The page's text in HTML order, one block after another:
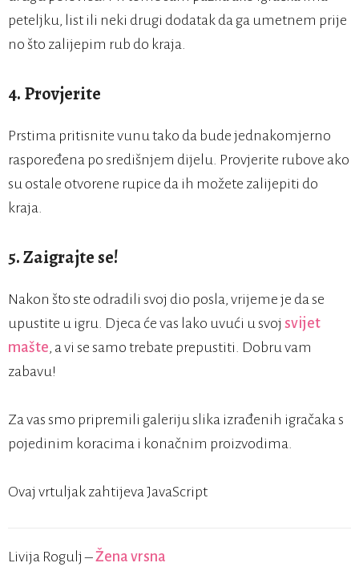
peteljku, list ili neki drugi dodatak da ga umetnem prije
no što zalijepim rub do kraja.
4. Provjerite
Prstima pritisnite vunu tako da bude jednakomjerno
raspoređena po središnjem dijelu. Provjerite rubove ako
su ostale otvorene rupice da ih možete zalijepiti do
kraja.
5. Zaigrajte se!
Nakon što ste odradili svoj dio posla, vrijeme je da se
upustite u igru. Djeca će vas lako uvući u svoj svijet
mašte , a vi se samo trebate prepustiti. Dobru vam
zabavu!
Za vas smo pripremili galeriju slika izrađenih igračaka s
pojedinim koracima i konačnim proizvodima.
Ovaj vrtuljak zahtijeva JavaScript
Livija Rogulj –Žena vrsna